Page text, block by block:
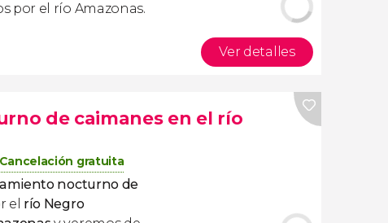
por el río Amazonas.
Ver detalles
de caimanes en el río
Cancelación gratuita
nocturno de
el río Negro